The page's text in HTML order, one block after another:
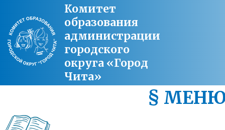
Комитет
образования
администрации
городского
округа «Город
Чита»
§